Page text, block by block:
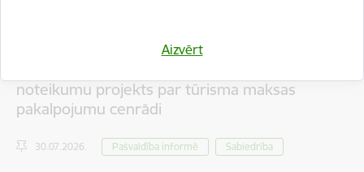
Aizvērt
noteikumu projekts par tūrisma maksas
pakalpojumu cenrādi
30.07.2026. Pašvaldība informē Sabiedrība